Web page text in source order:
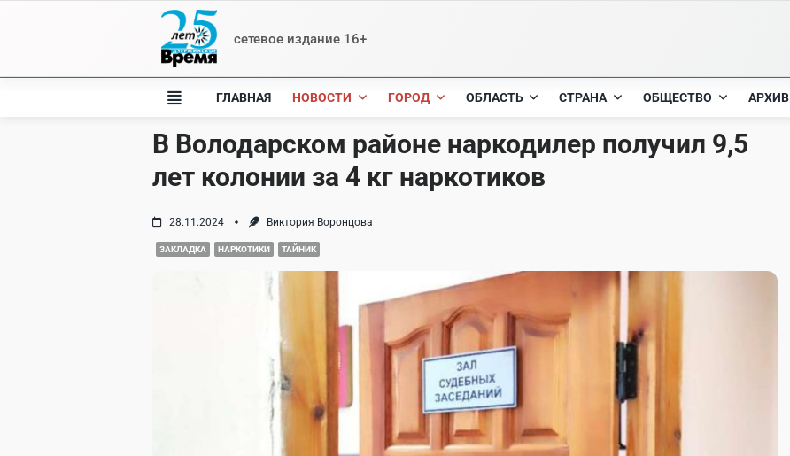
сетевое издание 16+
ГЛАВНАЯ НОВОСТИ ГОРОД ОБЛАСТЬ СТРАНА ОБЩЕСТВО АРХИВ
В Володарском районе наркодилер получил 9,5
лет колонии за 4 кг наркотиков
28.11.2024 Виктория Воронцова
ЗАКЛАДКА НАРКОТИКИ ТАЙНИК